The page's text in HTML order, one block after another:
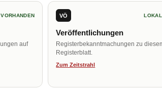
auf
VÖ
Veröffentlichungen
Registerbekanntmachungen zu
Registerblatt.
Zum Zeitstrahl